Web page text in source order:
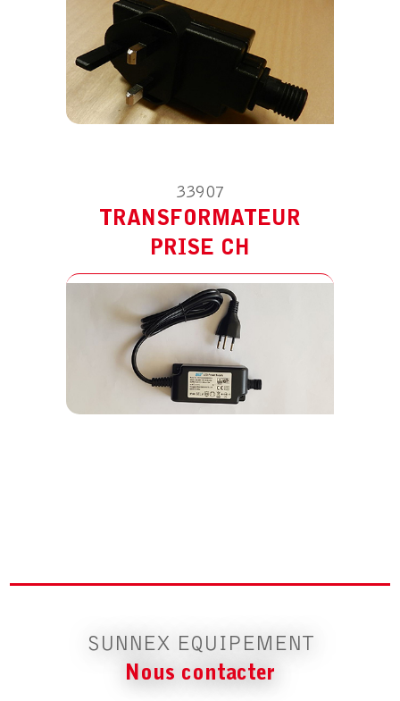
33907
TRANSFORMATEUR
PRISE CH
SUNNEX EQUIPEMENT
Nous contacter